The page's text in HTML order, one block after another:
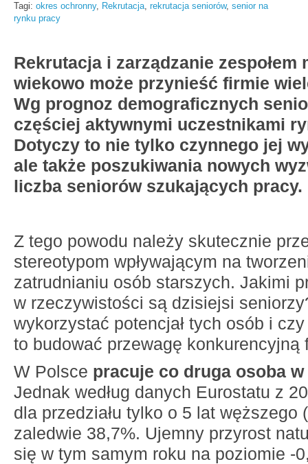
Tagi: okres ochronny, Rekrutacja, rekrutacja seniorów, senior na
rynku pracy
Rekrutacja i zarządzanie zespołem
wiekowo może przynieść firmie
Wg prognoz demograficznych
częściej aktywnymi uczestnikami
Dotyczy to nie tylko czynnego jej
ale także poszukiwania nowych
liczba seniorów szukających pracy.
Z tego powodu należy skutecznie
stereotypom wpływającym na
zatrudnianiu osób starszych. Jakimi
w rzeczywistości są dzisiejsi
wykorzystać potencjał tych osób i
to budować przewagę konkurencyjną
W Polsce pracuje co druga osoba
Jednak według danych Eurostatu z
dla przedziału tylko o 5 lat węższego
zaledwie 38,7%. Ujemny przyrost
się w tym samym roku na poziomie -